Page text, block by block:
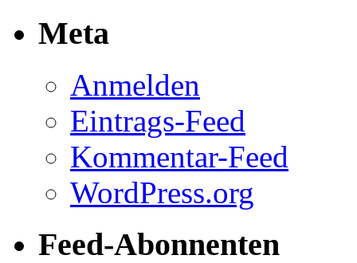
Meta
Anmelden
Eintrags-Feed
Kommentar-Feed
WordPress.org
Feed-Abonnenten